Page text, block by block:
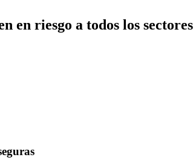
en riesgo a todos los sectores